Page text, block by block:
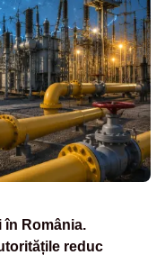
în România.
reduc